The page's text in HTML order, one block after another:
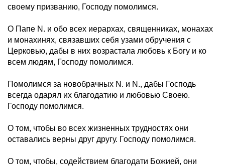
своему призванию, Господу помолимся.
О Папе N. и обо всех иерархах, священниках, монахах
и монахинях, связавших себя узами обручения с
Церковью, дабы в них возрастала любовь к Богу и ко
всем людям, Господу помолимся.
Помолимся за новобрачных N. и N., дабы Господь
всегда одарял их благодатию и любовью Своею.
Господу помолимся.
О том, чтобы во всех жизненных трудностях они
оставались верны друг другу. Господу помолимся.
О том, чтобы, содействием благодати Божией, они